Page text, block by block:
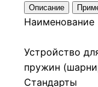
Описание
Наименование
Устройство
пружин
Стандарты